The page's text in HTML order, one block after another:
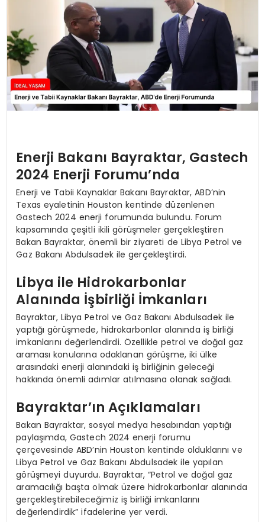
Enerji Bakanı Bayraktar, Gastech
2024 Enerji Forumu’nda
Enerji ve Tabii Kaynaklar Bakanı Bayraktar, ABD’nin
Texas eyaletinin Houston kentinde düzenlenen
Gastech 2024 enerji forumunda bulundu. Forum
kapsamında çeşitli ikili görüşmeler gerçekleştiren
Bakan Bayraktar, önemli bir ziyareti de Libya Petrol ve
Gaz Bakanı Abdulsadek ile gerçekleştirdi.
Libya ile Hidrokarbonlar
Alanında İşbirliği İmkanları
Bayraktar, Libya Petrol ve Gaz Bakanı Abdulsadek ile
yaptığı görüşmede, hidrokarbonlar alanında iş birliği
imkanlarını değerlendirdi. Özellikle petrol ve doğal gaz
araması konularına odaklanan görüşme, iki ülke
arasındaki enerji alanındaki iş birliğinin geleceği
hakkında önemli adımlar atılmasına olanak sağladı.
Bayraktar’ın Açıklamaları
Bakan Bayraktar, sosyal medya hesabından yaptığı
paylaşımda, Gastech 2024 enerji forumu
çerçevesinde ABD’nin Houston kentinde olduklarını ve
Libya Petrol ve Gaz Bakanı Abdulsadek ile yapılan
görüşmeyi duyurdu. Bayraktar, “Petrol ve doğal gaz
aramacılığı başta olmak üzere hidrokarbonlar alanında
gerçekleştirebileceğimiz iş birliği imkanlarını
değerlendirdik” ifadelerine yer verdi.